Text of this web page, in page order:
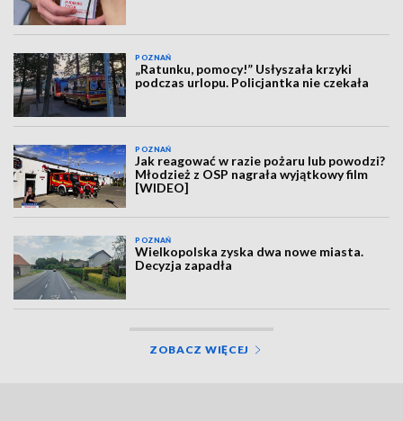
POZNAŃ
„Ratunku, pomocy!” Usłyszała krzyki
podczas urlopu. Policjantka nie czekała
POZNAŃ
Jak reagować w razie pożaru lub powodzi?
Młodzież z OSP nagrała wyjątkowy film
[WIDEO]
POZNAŃ
Wielkopolska zyska dwa nowe miasta.
Decyzja zapadła
ZOBACZ WIĘCEJ